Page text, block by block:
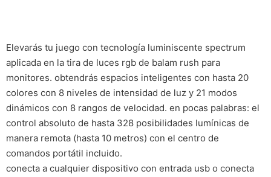
Elevarás tu juego con tecnología luminiscente spectrum
aplicada en la tira de luces rgb de balam rush para
monitores. obtendrás espacios inteligentes con hasta 20
colores con 8 niveles de intensidad de luz y 21 modos
dinámicos con 8 rangos de velocidad. en pocas palabras: el
control absoluto de hasta 328 posibilidades lumínicas de
manera remota (hasta 10 metros) con el centro de
comandos portátil incluido.
conecta a cualquier dispositivo con entrada usb o conecta